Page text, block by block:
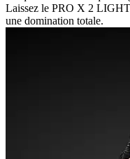
Laissez le PRO X 2
une domination totale.